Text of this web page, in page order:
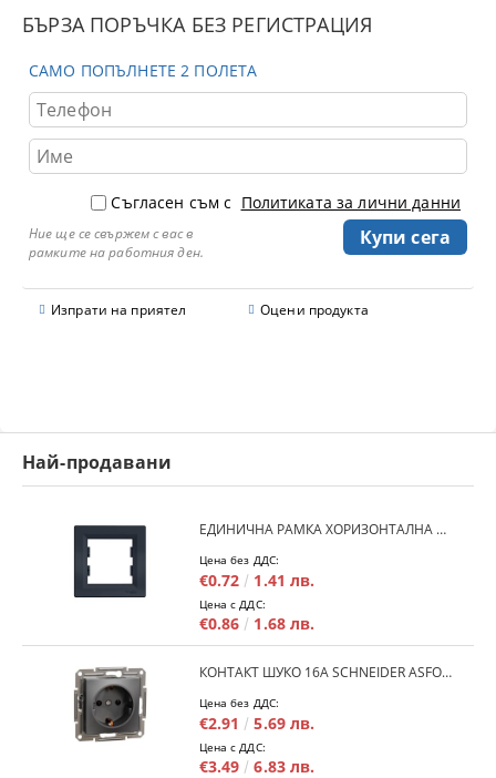
БЪРЗА ПОРЪЧКА БЕЗ РЕГИСТРАЦИЯ
САМО ПОПЪЛНЕТЕ 2 ПОЛЕТА
Съгласен съм с Политиката за лични данни
Ние ще се свържем с вас в
рамките на работния ден.
Изпрати на приятел Оцени продукта
Най-продавани
ЕДИНИЧНА РАМКА ХОРИЗОНТАЛНА SCHNEIDER ASFORA EPH5800171 - АНТРАЦИТ
Цена без ДДС:
€0.72 1.41 лв.
Цена с ДДС:
€0.86 1.68 лв.
КОНТАКТ ШУКО 16A SCHNEIDER ASFORA EPH2900171 - АНРАЦИТ
Цена без ДДС:
€2.91 5.69 лв.
Цена с ДДС:
€3.49 6.83 лв.